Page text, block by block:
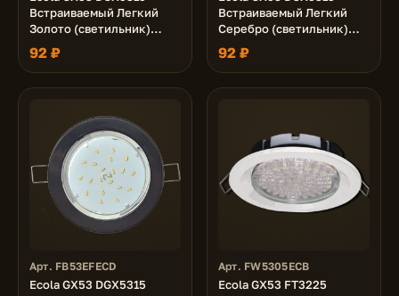
Встраиваемый Легкий
Золото (светильник)
18x100
92 ₽
Встраиваемый Легкий
Серебро (светильник)
18x100
92 ₽
Арт. FB53EFECD
Ecola GX53 DGX5315
Арт. FW5305ECB
Ecola GX53 FT3225